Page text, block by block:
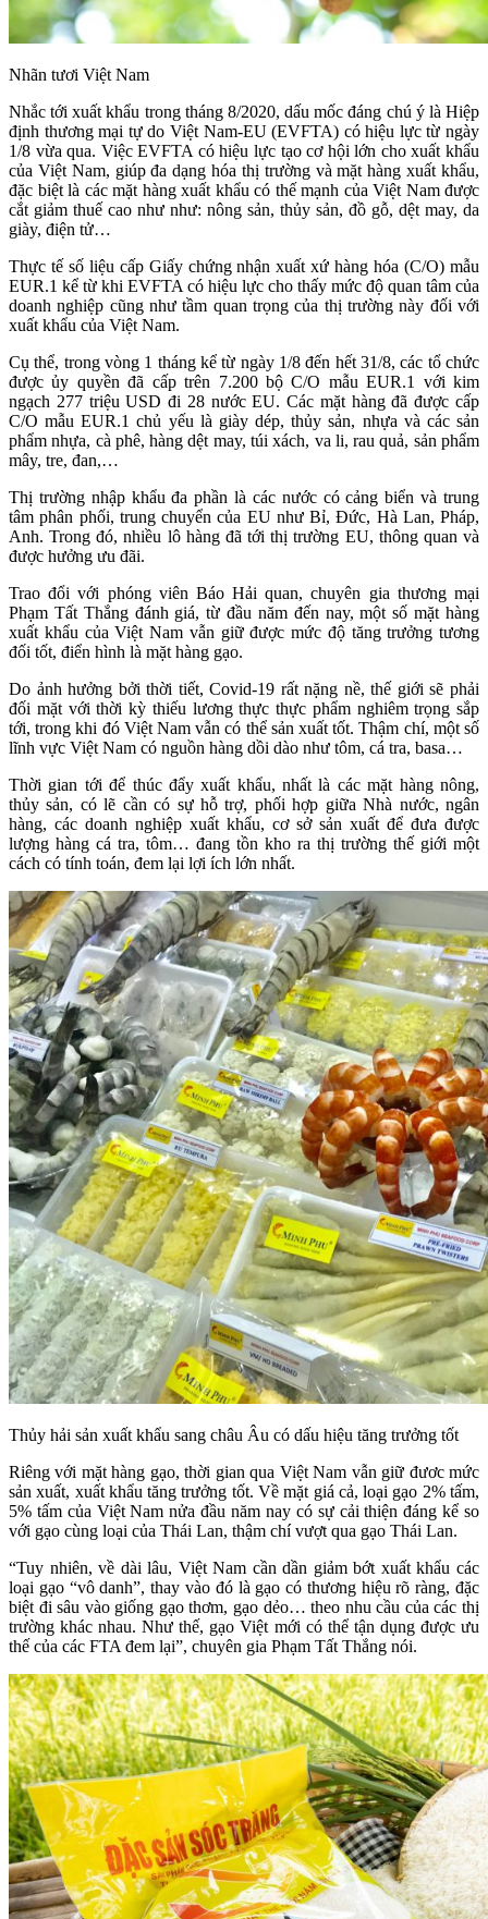
Nhãn tươi Việt Nam
Nhắc tới xuất khẩu trong tháng 8/2020, dấu mốc đáng chú ý là Hiệp
định thương mại tự do Việt Nam-EU (EVFTA) có hiệu lực từ ngày
1/8 vừa qua. Việc EVFTA có hiệu lực tạo cơ hội lớn cho xuất khẩu
của Việt Nam, giúp đa dạng hóa thị trường và mặt hàng xuất khẩu,
đặc biệt là các mặt hàng xuất khẩu có thế mạnh của Việt Nam được
cắt giảm thuế cao như như: nông sản, thủy sản, đồ gỗ, dệt may, da
giày, điện tử…
Thực tế số liệu cấp Giấy chứng nhận xuất xứ hàng hóa (C/O) mẫu
EUR.1 kể từ khi EVFTA có hiệu lực cho thấy mức độ quan tâm của
doanh nghiệp cũng như tầm quan trọng của thị trường này đối với
xuất khẩu của Việt Nam.
Cụ thể, trong vòng 1 tháng kể từ ngày 1/8 đến hết 31/8, các tổ chức
được ủy quyền đã cấp trên 7.200 bộ C/O mẫu EUR.1 với kim
ngạch 277 triệu USD đi 28 nước EU. Các mặt hàng đã được cấp
C/O mẫu EUR.1 chủ yếu là giày dép, thủy sản, nhựa và các sản
phẩm nhựa, cà phê, hàng dệt may, túi xách, va li, rau quả, sản phẩm
mây, tre, đan,…
Thị trường nhập khẩu đa phần là các nước có cảng biển và trung
tâm phân phối, trung chuyển của EU như Bỉ, Đức, Hà Lan, Pháp,
Anh. Trong đó, nhiều lô hàng đã tới thị trường EU, thông quan và
được hưởng ưu đãi.
Trao đổi với phóng viên Báo Hải quan, chuyên gia thương mại
Phạm Tất Thắng đánh giá, từ đầu năm đến nay, một số mặt hàng
xuất khẩu của Việt Nam vẫn giữ được mức độ tăng trưởng tương
đối tốt, điển hình là mặt hàng gạo.
Do ảnh hưởng bởi thời tiết, Covid-19 rất nặng nề, thế giới sẽ phải
đối mặt với thời kỳ thiếu lương thực thực phẩm nghiêm trọng sắp
tới, trong khi đó Việt Nam vẫn có thể sản xuất tốt. Thậm chí, một số
lĩnh vực Việt Nam có nguồn hàng dồi dào như tôm, cá tra, basa…
Thời gian tới để thúc đẩy xuất khẩu, nhất là các mặt hàng nông,
thủy sản, có lẽ cần có sự hỗ trợ, phối hợp giữa Nhà nước, ngân
hàng, các doanh nghiệp xuất khẩu, cơ sở sản xuất để đưa được
lượng hàng cá tra, tôm… đang tồn kho ra thị trường thế giới một
cách có tính toán, đem lại lợi ích lớn nhất.
Thủy hải sản xuất khẩu sang châu Âu có dấu hiệu tăng trưởng tốt
Riêng với mặt hàng gạo, thời gian qua Việt Nam vẫn giữ đươc mức
sản xuất, xuất khẩu tăng trưởng tốt. Về mặt giá cả, loại gạo 2% tấm,
5% tấm của Việt Nam nửa đầu năm nay có sự cải thiện đáng kể so
với gạo cùng loại của Thái Lan, thậm chí vượt qua gạo Thái Lan.
“Tuy nhiên, về dài lâu, Việt Nam cần dần giảm bớt xuất khẩu các
loại gạo “vô danh”, thay vào đó là gạo có thương hiệu rõ ràng, đặc
biệt đi sâu vào giống gạo thơm, gạo dẻo… theo nhu cầu của các thị
trường khác nhau. Như thế, gạo Việt mới có thể tận dụng được ưu
thế của các FTA đem lại”, chuyên gia Phạm Tất Thắng nói.